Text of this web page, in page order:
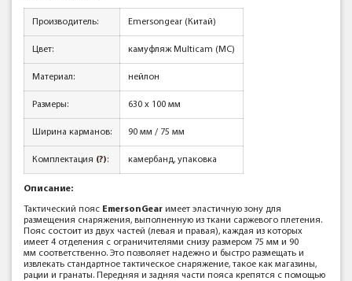
Производитель: Emersongear (Китай)
Цвет: камуфляж Multicam (MC)
Материал: нейлон
Размеры: 630 х 100 мм
Ширина карманов: 90 мм / 75 мм
Комплектация (?): камербанд, упаковка
Описание:
Тактический пояс EmersonGear имеет эластичную зону для
размещения снаряжения, выполненную из ткани саржевого плетения.
Пояс состоит из двух частей (левая и правая), каждая из которых
имеет 4 отделения с ограничителями снизу размером 75 мм и 90
мм соответственно. Это позволяет надежно и быстро размещать и
извлекать стандартное тактическое снаряжение, такое как магазины,
рации и гранаты. Передняя и задняя части пояса крепятся с помощью